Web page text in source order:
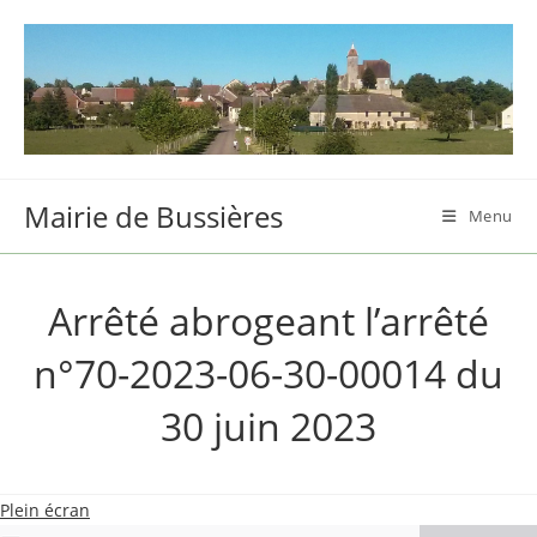
content
Mairie de Bussières Menu
Arrêté abrogeant l’arrêté
n°70-2023-06-30-00014 du
30 juin 2023
Plein écran